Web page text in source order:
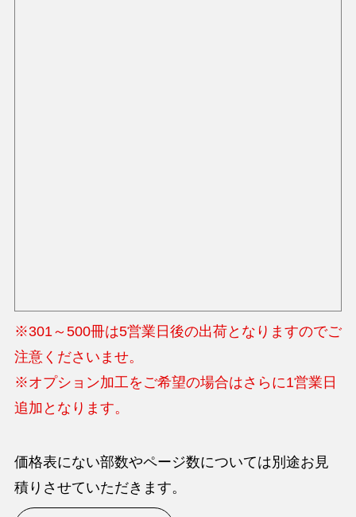
※301～500冊は5営業日後の出荷となりますのでご
注意くださいませ。
※オプション加工をご希望の場合はさらに1営業日
追加となります。
価格表にない部数やページ数については別途お見
積りさせていただきます。